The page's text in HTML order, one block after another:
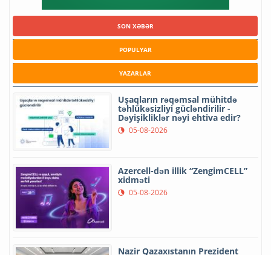
SON XƏBƏR
POPULYAR
YAZARLAR
Uşaqların rəqəmsal mühitdə
təhlükəsizliyi gücləndirilir -
Dəyişikliklər nəyi ehtiva edir?
05-08-2026
Azercell-dən illik “ZengimCELL”
xidməti
05-08-2026
Nazir Qazaxıstanın Prezident